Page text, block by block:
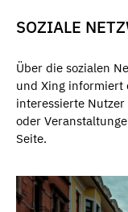
SOZIALE
Über die sozialen
und Xing informiert
interessierte
oder
Seite.